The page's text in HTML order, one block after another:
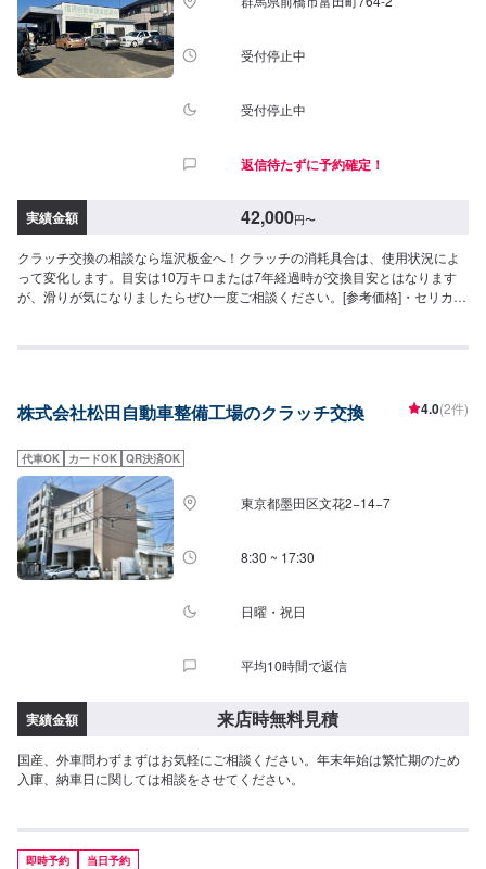
受付停止中
受付停止中
返信待たずに予約確定！
実績金額 42,000円〜
クラッチ交換の相談なら塩沢板金へ！クラッチの消耗具合は、使用状況によ
って変化します。目安は10万キロまたは7年経過時が交換目安とはなります
が、滑りが気になりましたらぜひ一度ご相談ください。[参考価格]・セリカ
株式会社松田自動車整備工場のクラッチ交換 4.0(2件)
代車OK カードOK QR決済OK
東京都墨田区文花2−14−7
8:30 ~ 17:30
日曜・祝日
平均10時間で返信
実績金額 来店時無料見積
国産、外車問わずまずはお気軽にご相談ください。年末年始は繁忙期のため
入庫、納車日に関しては相談をさせてください。
即時予約 当日予約